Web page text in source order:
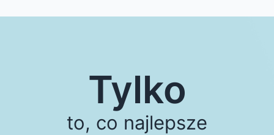
Tylko
to, co najlepsze